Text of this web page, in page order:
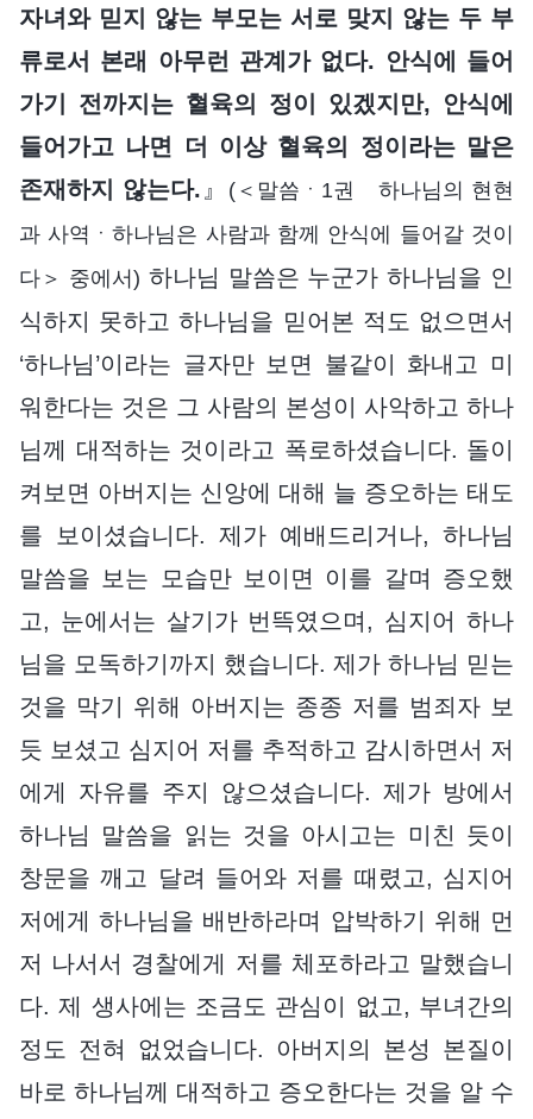
자녀와 믿지 않는 부모는 서로 맞지 않는 두 부
류로서 본래 아무런 관계가 없다. 안식에 들어
가기 전까지는 혈육의 정이 있겠지만, 안식에
들어가고 나면 더 이상 혈육의 정이라는 말은
존재하지 않는다. 』
(＜말씀ㆍ1권 하나님의 현현
과 사역ㆍ하나님은 사람과 함께 안식에 들어갈 것이
다＞ 중에서) 하나님 말씀은 누군가 하나님을 인
식하지 못하고 하나님을 믿어본 적도 없으면서
‘하나님’이라는 글자만 보면 불같이 화내고 미
워한다는 것은 그 사람의 본성이 사악하고 하나
님께 대적하는 것이라고 폭로하셨습니다. 돌이
켜보면 아버지는 신앙에 대해 늘 증오하는 태도
를 보이셨습니다. 제가 예배드리거나, 하나님
말씀을 보는 모습만 보이면 이를 갈며 증오했
고, 눈에서는 살기가 번뜩였으며, 심지어 하나
님을 모독하기까지 했습니다. 제가 하나님 믿는
것을 막기 위해 아버지는 종종 저를 범죄자 보
듯 보셨고 심지어 저를 추적하고 감시하면서 저
에게 자유를 주지 않으셨습니다. 제가 방에서
하나님 말씀을 읽는 것을 아시고는 미친 듯이
창문을 깨고 달려 들어와 저를 때렸고, 심지어
저에게 하나님을 배반하라며 압박하기 위해 먼
저 나서서 경찰에게 저를 체포하라고 말했습니
다. 제 생사에는 조금도 관심이 없고, 부녀간의
정도 전혀 없었습니다. 아버지의 본성 본질이
바로 하나님께 대적하고 증오한다는 것을 알 수